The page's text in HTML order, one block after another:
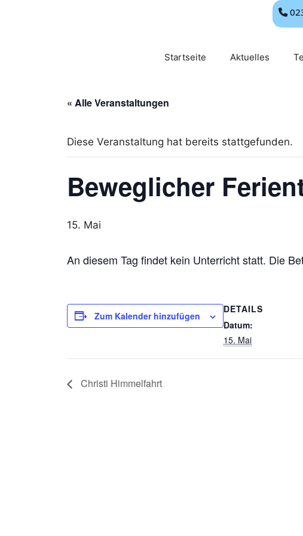
Startseite Aktuelles
« Alle Veranstaltungen
Diese Veranstaltung hat bereits stattgefunden.
Beweglicher
15. Mai
An diesem Tag findet kein Unterricht statt. Die
Zum Kalender hinzufügen
DETAILS
Datum:
15. Mai
Christi Himmelfahrt